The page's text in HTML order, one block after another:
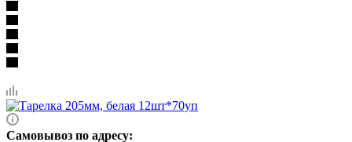
Самовывоз по адресу: